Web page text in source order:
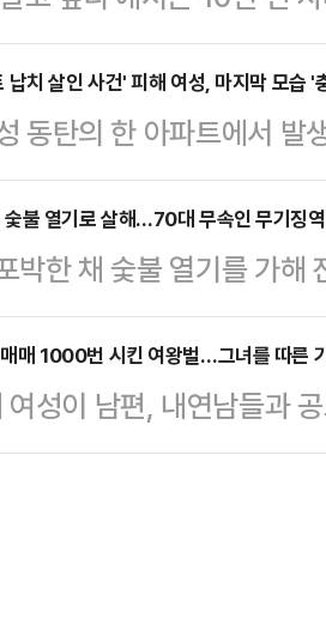
대가 현장에 도착했을 때
시신이 있었다.남편 서씨
함께 귀가했다. 서씨는
는다.26일 방송되는
지인과 함께 강원도 인
두 아이를 홀로 키우며,
씨는 지난 2015년 5월 3
에 두 아들과 뭘 하고 보낼
라진 것이다.실종 이틀
납치 살인 사건' 피해 여성, 마지막 모습
동탄의 한 아파트에서 발
후 11시 10분 방송되는
자친구에게 납치된 뒤
난 5월 12일 오전 10시
명이 울려 퍼졌다. 소리에
채 쓰러져 있는 여성을
손이 결박돼 있었고, 머
숯불 열기로 살해…70대 무속인 무기징역
박한 채 숯불 열기를 가
받았다.25일 법조계에
선고 공판에서 살인 혐
을 선고했다.법원은 또 같
각 징역 20∼25년을, 살
매 1000번 시킨 여왕벌…그녀를 따른
성이 남편, 내연남들과
강요한 사건이 알려져 충